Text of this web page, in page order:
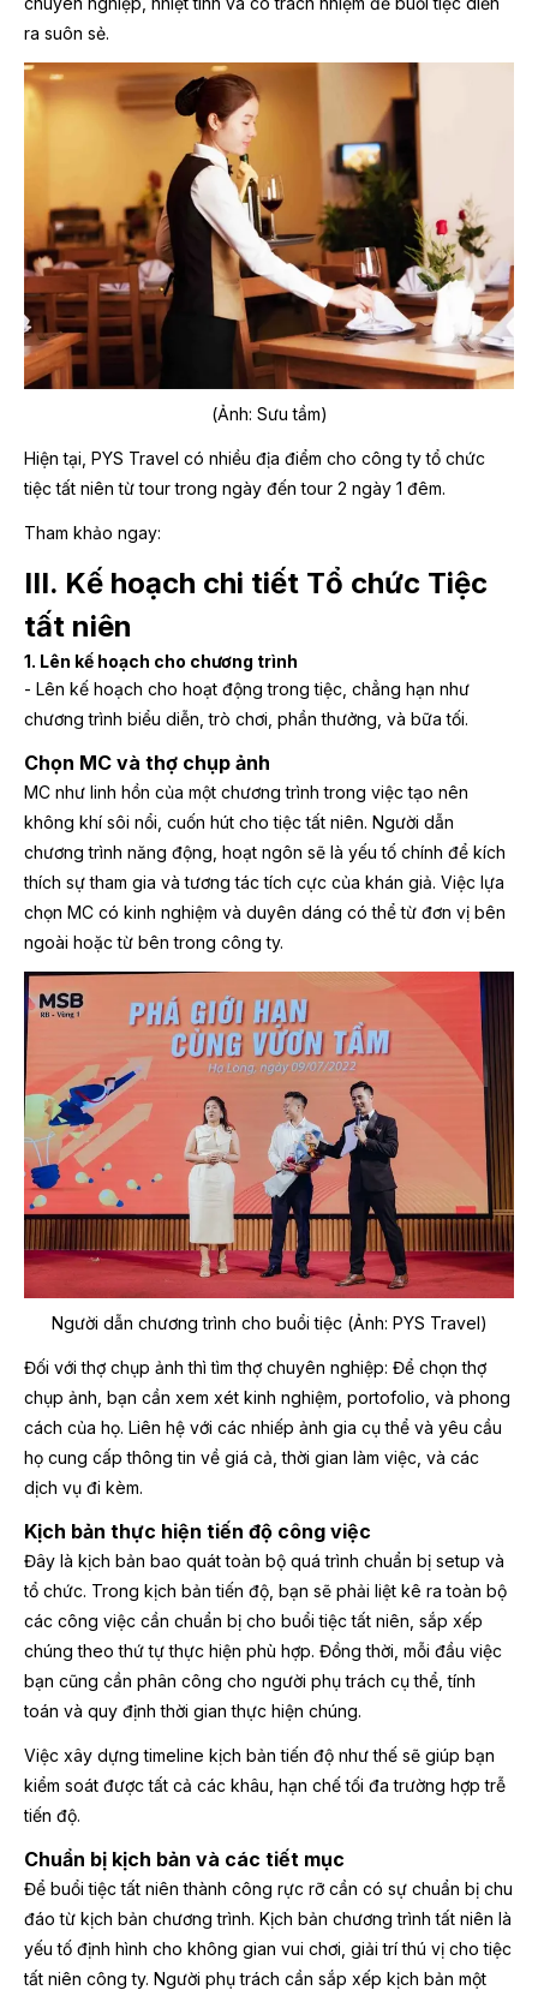
ra suôn sẻ.
(Ảnh: Sưu tầm)
Hiện tại, PYS Travel có nhiều địa điểm cho công ty tổ chức
tiệc tất niên từ tour trong ngày đến tour 2 ngày 1 đêm.
Tham khảo ngay:
III. Kế hoạch chi tiết Tổ chức Tiệc
tất niên
1. Lên kế hoạch cho chương trình
- Lên kế hoạch cho hoạt động trong tiệc, chẳng hạn như
chương trình biểu diễn, trò chơi, phần thưởng, và bữa tối.
Chọn MC và thợ chụp ảnh
MC như linh hồn của một chương trình trong việc tạo nên
không khí sôi nổi, cuốn hút cho tiệc tất niên. Người dẫn
chương trình năng động, hoạt ngôn sẽ là yếu tố chính để kích
thích sự tham gia và tương tác tích cực của khán giả. Việc lựa
chọn MC có kinh nghiệm và duyên dáng có thể từ đơn vị bên
ngoài hoặc từ bên trong công ty.
Người dẫn chương trình cho buổi tiệc (Ảnh: PYS Travel)
Đối vớithợ chụp ảnh thì tìm thợ chuyên nghiệp: Để chọn thợ
chụp ảnh, bạn cần xem xét kinh nghiệm, portofolio, và phong
cách của họ. Liên hệ với các nhiếp ảnh gia cụ thể và yêu cầu
họ cung cấp thông tin về giá cả, thời gian làm việc, và các
dịch vụ đi kèm.
Kịch bản thực hiện tiến độ công việc
Đây là kịch bản bao quát toàn bộ quá trình chuẩn bị setup và
tổ chức. Trong kịch bản tiến độ, bạn sẽ phải liệt kê ra toàn bộ
các công việc cần chuẩn bị cho buổi tiệc tất niên, sắp xếp
chúng theo thứ tự thực hiện phù hợp. Đồng thời, mỗi đầu việc
bạn cũng cần phân công cho người phụ trách cụ thể, tính
toán và quy định thời gian thực hiện chúng.
Việc xây dựng timeline kịch bản tiến độ như thế sẽ giúp bạn
kiểm soát được tất cả các khâu, hạn chế tối đa trường hợp trễ
tiến độ.
Chuẩn bị kịch bản và các tiết mục
Để buổi tiệc tất niên thành công rực rỡ cần có sự chuẩn bị chu
đáo từ kịch bản chương trình. Kịch bản chương trình tất niên là
yếu tố định hình cho không gian vui chơi, giải trí thú vị cho tiệc
tất niên công ty. Người phụ trách cần sắp xếp kịch bản một